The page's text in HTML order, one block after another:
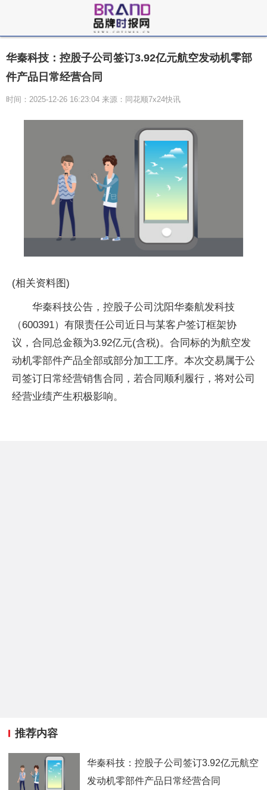
华秦科技：控股子公司签订3.92亿元航空发动机零部
件产品日常经营合同
时间：2025-12-26 16:23:04 来源：同花顺7x24快讯
(相关资料图)
华秦科技公告，控股子公司沈阳华秦航发科技
（600391）有限责任公司近日与某客户签订框架协
议，合同总金额为3.92亿元(含税)。合同标的为航空发
动机零部件产品全部或部分加工工序。本次交易属于公
司签订日常经营销售合同，若合同顺利履行，将对公司
经营业绩产生积极影响。
推荐内容
华秦科技：控股子公司签订3.92亿元航空
发动机零部件产品日常经营合同